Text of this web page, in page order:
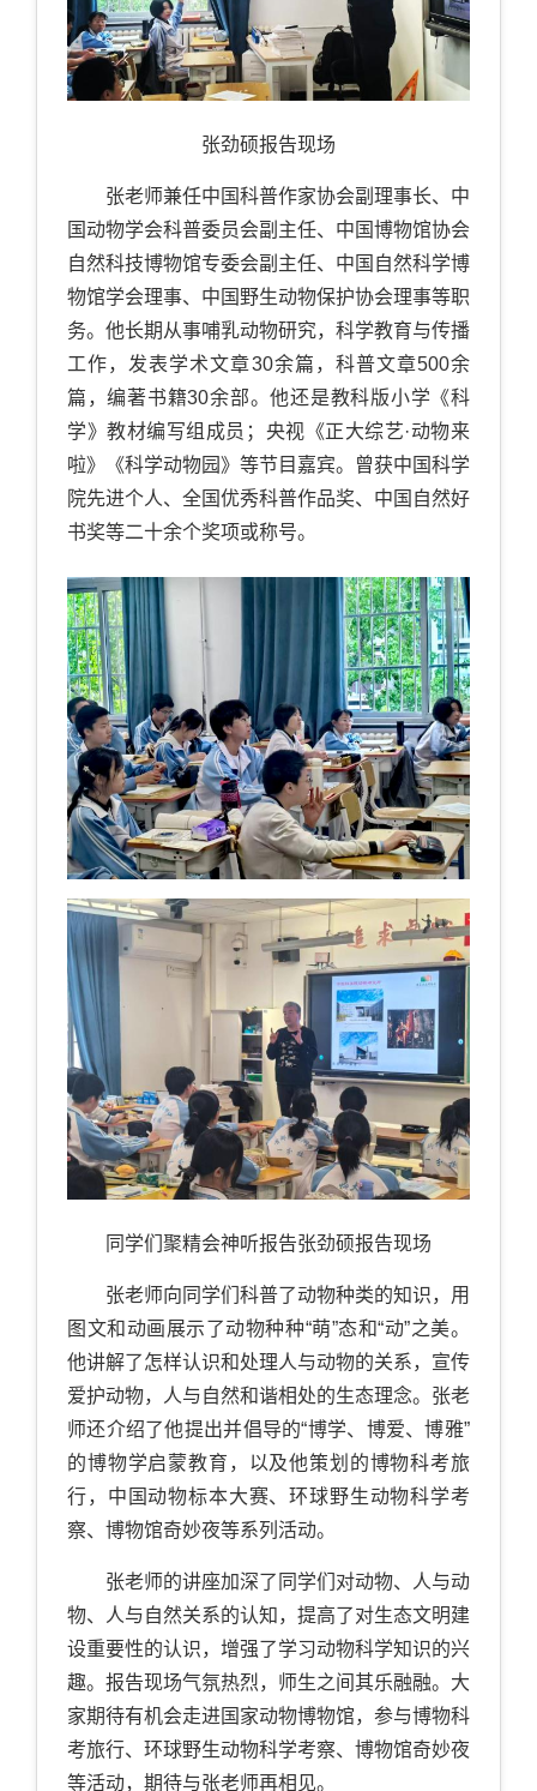
张劲硕报告现场
张老师兼任中国科普作家协会副理事长、中
国动物学会科普委员会副主任、中国博物馆协会
自然科技博物馆专委会副主任、中国自然科学博
物馆学会理事、中国野生动物保护协会理事等职
务。他长期从事哺乳动物研究，科学教育与传播
工作，发表学术文章30余篇，科普文章500余
篇，编著书籍30余部。他还是教科版小学《科
学》教材编写组成员；央视《正大综艺·动物来
啦》《科学动物园》等节目嘉宾。曾获中国科学
院先进个人、全国优秀科普作品奖、中国自然好
书奖等二十余个奖项或称号。
同学们聚精会神听报告张劲硕报告现场
张老师向同学们科普了动物种类的知识，用
图文和动画展示了动物种种“萌”态和“动”之美。
他讲解了怎样认识和处理人与动物的关系，宣传
爱护动物，人与自然和谐相处的生态理念。张老
师还介绍了他提出并倡导的“博学、博爱、博雅”
的博物学启蒙教育，以及他策划的博物科考旅
行，中国动物标本大赛、环球野生动物科学考
察、博物馆奇妙夜等系列活动。
张老师的讲座加深了同学们对动物、人与动
物、人与自然关系的认知，提高了对生态文明建
设重要性的认识，增强了学习动物科学知识的兴
趣。报告现场气氛热烈，师生之间其乐融融。大
家期待有机会走进国家动物博物馆，参与博物科
考旅行、环球野生动物科学考察、博物馆奇妙夜
等活动，期待与张老师再相见。